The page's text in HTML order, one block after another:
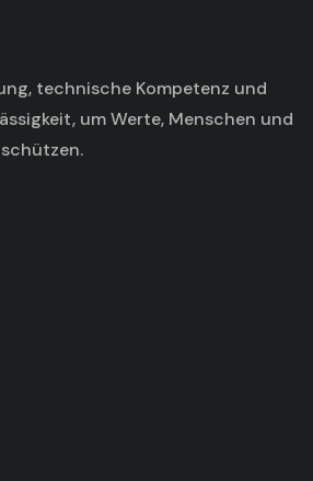
technische Kompetenz und
um Werte, Menschen und